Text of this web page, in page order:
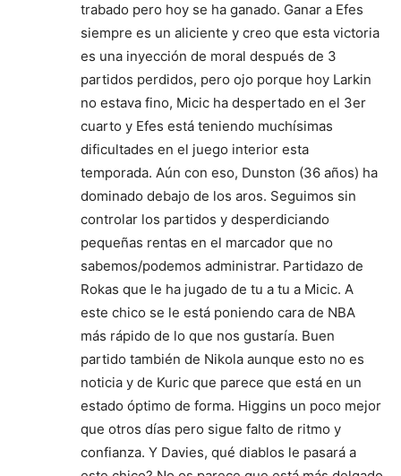
trabado pero hoy se ha ganado. Ganar a Efes
siempre es un aliciente y creo que esta victoria
es una inyección de moral después de 3
partidos perdidos, pero ojo porque hoy Larkin
no estava fino, Micic ha despertado en el 3er
cuarto y Efes está teniendo muchísimas
dificultades en el juego interior esta
temporada. Aún con eso, Dunston (36 años) ha
dominado debajo de los aros. Seguimos sin
controlar los partidos y desperdiciando
pequeñas rentas en el marcador que no
sabemos/podemos administrar. Partidazo de
Rokas que le ha jugado de tu a tu a Micic. A
este chico se le está poniendo cara de NBA
más rápido de lo que nos gustaría. Buen
partido también de Nikola aunque esto no es
noticia y de Kuric que parece que está en un
estado óptimo de forma. Higgins un poco mejor
que otros días pero sigue falto de ritmo y
confianza. Y Davies, qué diablos le pasará a